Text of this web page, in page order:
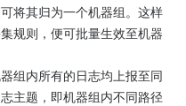
将其归为一个机器组。这样
规则，便可批量生效至机器
组内所有的日志均上报至同
主题，即机器组内不同路径